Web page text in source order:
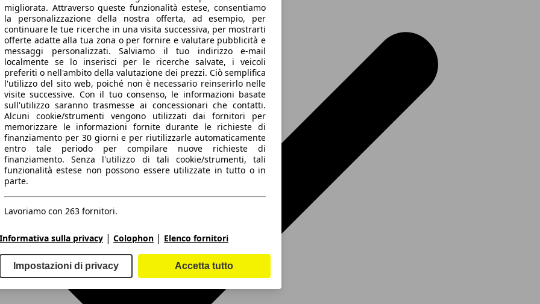
41 KW (56 PS)
41 KW (56 PS)
41 KW (56 PS)
migliorata. Attraverso queste funzionalità estese, consentiamo
la personalizzazione della nostra offerta, ad esempio, per
continuare le tue ricerche in una visita successiva, per mostrarti
offerte adatte alla tua zona o per fornire e valutare pubblicità e
messaggi personalizzati. Salviamo il tuo indirizzo e-mail
localmente se lo inserisci per le ricerche salvate, i veicoli
preferiti o nell'ambito della valutazione dei prezzi. Ciò semplifica
l'utilizzo del sito web, poiché non è necessario reinserirlo nelle
visite successive. Con il tuo consenso, le informazioni basate
sull'utilizzo saranno trasmesse ai concessionari che contatti.
Alcuni cookie/strumenti vengono utilizzati dai fornitori per
memorizzare le informazioni fornite durante le richieste di
finanziamento per 30 giorni e per riutilizzarle automaticamente
entro tale periodo per compilare nuove richieste di
finanziamento. Senza l'utilizzo di tali cookie/strumenti, tali
funzionalità estese non possono essere utilizzate in tutto o in
parte.
Lavoriamo con 263 fornitori.
Informativa sulla privacy | Colophon | Elenco fornitori
Impostazioni di privacy Accetta tutto